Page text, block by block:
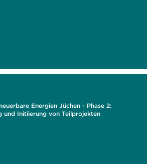
Energien Jüchen - Phase 2:
und Initiierung von Teilprojekten